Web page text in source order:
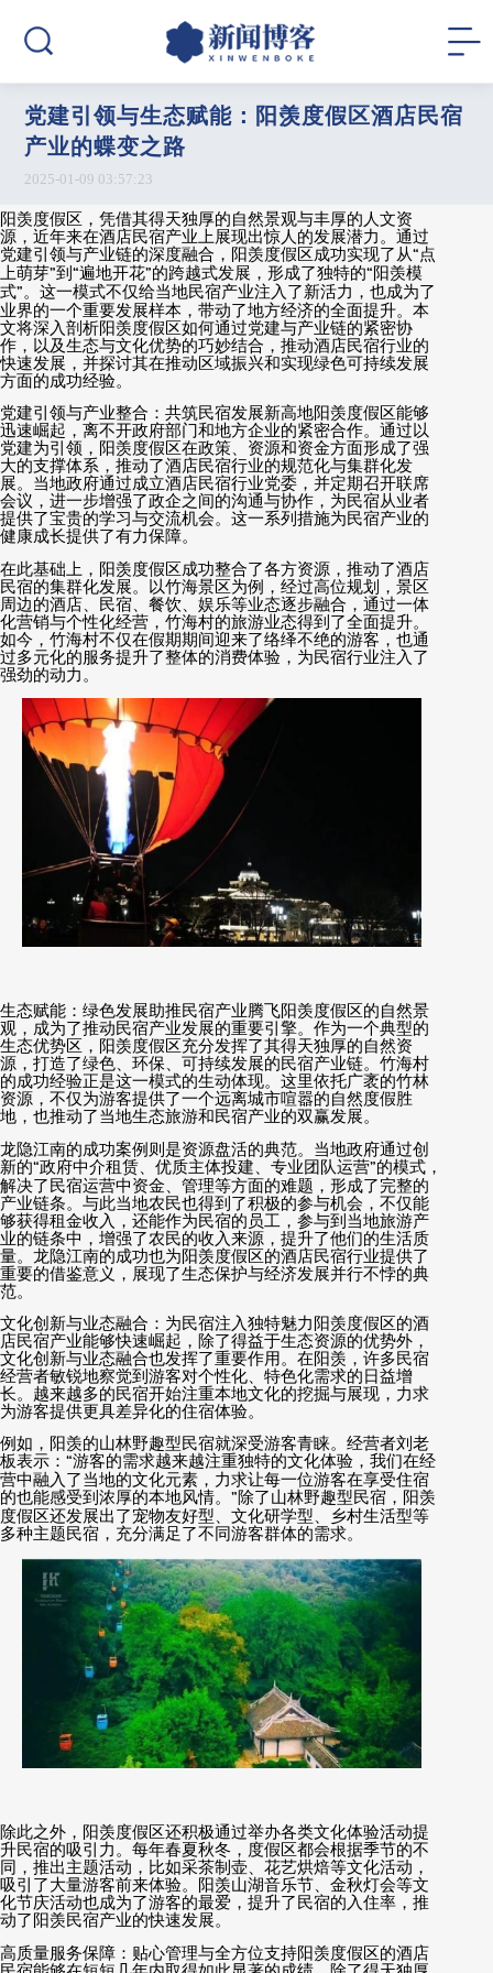
党建引领与生态赋能：阳羡度假区酒店民宿
产业的蝶变之路
2025-01-09 03:57:23
阳羡度假区，凭借其得天独厚的自然景观与丰厚的人文资
源，近年来在酒店民宿产业上展现出惊人的发展潜力。通过
党建引领与产业链的深度融合，阳羡度假区成功实现了从“点
上萌芽”到 “遍地开花”的跨越式发展，形成了独特的“阳羡模
式”。这一模式不仅给当地民宿产业注入了新活力，也成为了
业界的一个重要发展样本，带动了地方经济的全面提升。本
文将深入剖析阳羡度假区如何通过党建与产业链的紧密协
作，以及生态与文化优势的巧妙结合，推动酒店民宿行业的
快速发展，并探讨其在推动区域振兴和实现绿色可持续发展
方面的成功经验。
党建引领与产业整合：共筑民宿发展新高地阳羡度假区能够
迅速崛起，离不开政府部门和地方企业的紧密合作。通过以
党建为引领，阳羡度假区在政策、资源和资金方面形成了强
大的支撑体系，推动了酒店民宿行业的规范化与集群化发
展。当地政府通过成立酒店民宿行业党委，并定期召开联席
会议，进一步增强了政企之间的沟通与协作，为民宿从业者
提供了宝贵的学习与交流机会。这一系列措施为民宿产业的
健康成长提供了有力保障。
在此基础上，阳羡度假区成功整合了各方资源，推动了酒店
民宿的集群化发展。以竹海景区为例，经过高位规划，景区
周边的酒店、民宿、餐饮、娱乐等业态逐步融合，通过一体
化营销与个性化经营，竹海村的旅游业态得到了全面提升。
如今，竹海村不仅在假期期间迎来了络绎不绝的游客，也通
过多元化的服务提升了整体的消费体验，为民宿行业注入了
强劲的动力。
生态赋能：绿色发展助推民宿产业腾飞阳羡度假区的自然景
观，成为了推动民宿产业发展的重要引擎。作为一个典型的
生态优势区，阳羡度假区充分发挥了其得天独厚的自然资
源，打造了绿色、环保、可持续发展的民宿产业链。竹海村
的成功经验正是这一模式的生动体现。这里依托广袤的竹林
资源，不仅为游客提供了一个远离城市喧嚣的自然度假胜
地，也推动了当地生态旅游和民宿产业的双赢发展。
龙隐江南的成功案例则是资源盘活的典范。当地政府通过创
新的“政府中介租赁、优质主体投建、专业团队运营”的模式，
解决了民宿运营中资金、管理等方面的难题，形成了完整的
产业链条。与此当地农民也得到了积极的参与机会，不仅能
够获得租金收入，还能作为民宿的员工，参与到当地旅游产
业的链条中，增强了农民的收入来源，提升了他们的生活质
量。龙隐江南的成功也为阳羡度假区的酒店民宿行业提供了
重要的借鉴意义，展现了生态保护与经济发展并行不悖的典
范。
文化创新与业态融合：为民宿注入独特魅力阳羡度假区的酒
店民宿产业能够快速崛起，除了得益于生态资源的优势外，
文化创新与业态融合也发挥了重要作用。在阳羡，许多民宿
经营者敏锐地察觉到游客对个性化、特色化需求的日益增
长。越来越多的民宿开始注重本地文化的挖掘与展现，力求
为游客提供更具差异化的住宿体验。
例如，阳羡的山林野趣型民宿就深受游客青睐。经营者刘老
板表示： “游客的需求越来越注重独特的文化体验，我们在经
营中融入了当地的文化元素，力求让每一位游客在享受住宿
的也能感受到浓厚的本地风情。 ”除了山林野趣型民宿，阳羡
度假区还发展出了宠物友好型、文化研学型、乡村生活型等
多种主题民宿，充分满足了不同游客群体的需求。
除此之外，阳羡度假区还积极通过举办各类文化体验活动提
升民宿的吸引力。每年春夏秋冬，度假区都会根据季节的不
同，推出主题活动，比如采茶制壶、花艺烘焙等文化活动，
吸引了大量游客前来体验。阳羡山湖音乐节、金秋灯会等文
化节庆活动也成为了游客的最爱，提升了民宿的入住率，推
动了阳羡民宿产业的快速发展。
高质量服务保障：贴心管理与全方位支持阳羡度假区的酒店